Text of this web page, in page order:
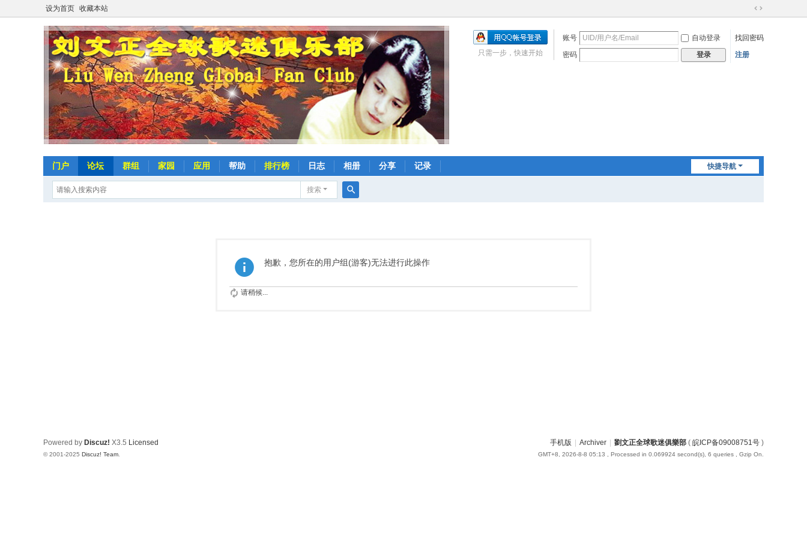
设为首页 收藏本站
切
到
账号 自动登录
找回密码
密码
登录 注册
只需一步，快速开始
快捷导航
门户 论坛 群组 家园 应用 帮助 排行榜 日志 相册 分享 记录
搜索
抱歉，您所在的用户组(游客)无法进行此操作
请稍候...
手机版 Archiver 劉文正全球歌迷俱樂部 ( 皖ICP备09008751号 )
GMT+8, 2026-8-8 05:13 , Processed in 0.069924 second(s), 6 queries , Gzip On.
Powered by Discuz! X3.5 Licensed
© 2001-2025 Discuz! Team